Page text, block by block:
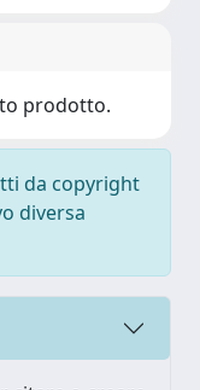
prodotto.
da copyright
diversa